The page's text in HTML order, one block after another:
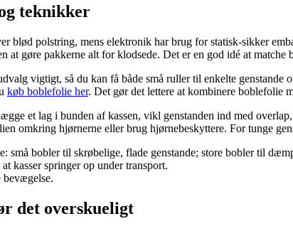
teknikker
blød polstring, mens elektronik har brug for statisk-sikker
at gøre pakkerne alt for klodsede. Det er en god idé at matche
vigtigt, så du kan få både små ruller til enkelte
køb boblefolie her. Det gør det lettere at kombinere boblefolie
et lag i bunden af kassen, vikl genstanden ind med
omkring hjørnerne eller brug hjørnebeskyttere. For tunge
små bobler til skrøbelige, flade genstande; store bobler til
kasser springer op under transport.
bevægelse.
det overskueligt